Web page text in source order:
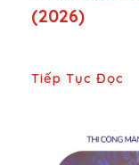
(2026)
Tiếp Tục Đọc